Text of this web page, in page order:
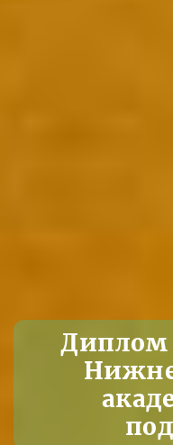
Диплом